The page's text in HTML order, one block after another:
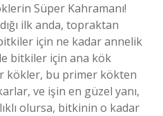
Süper Kahramanı!
ilk anda, topraktan
için ne kadar annelik
bitkiler için ana kök
kökler, bu primer kökten
ve işin en güzel yanı,
olursa, bitkinin o kadar